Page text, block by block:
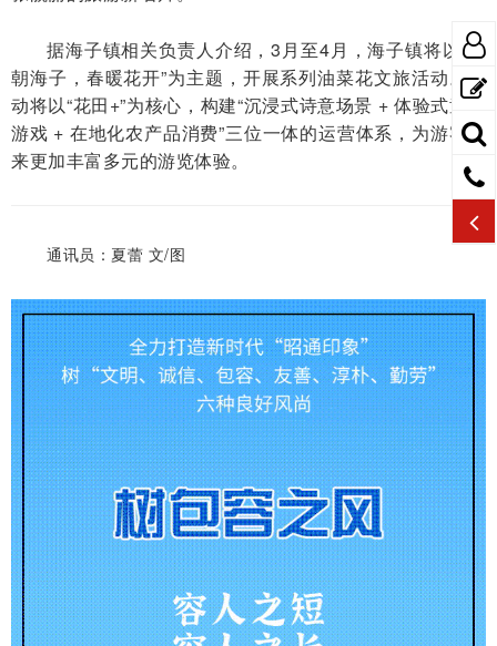
据海子镇相关负责人介绍，3月至4月，海子镇将以“面
朝海子，春暖花开”为主题，开展系列油菜花文旅活动。活
动将以“花田+”为核心，构建“沉浸式诗意场景 + 体验式童年
游戏 + 在地化农产品消费”三位一体的运营体系，为游客带
来更加丰富多元的游览体验。
通讯员：夏蕾 文/图